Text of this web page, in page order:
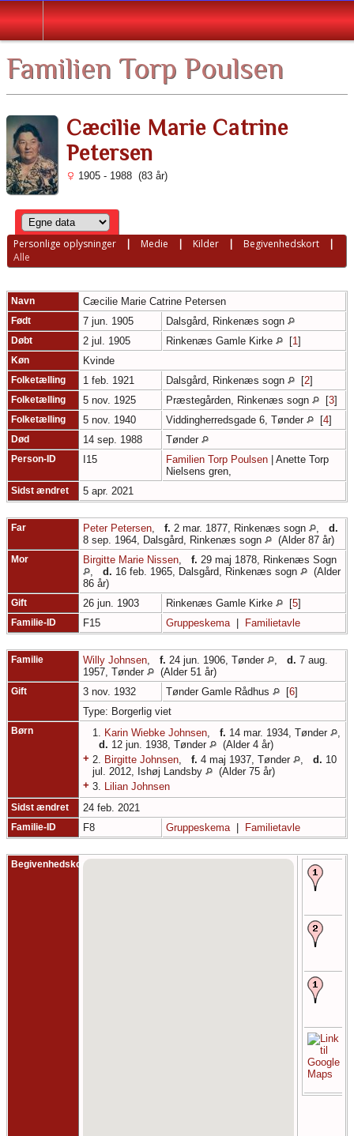
Familien Torp Poulsen
Cæcilie Marie Catrine
Petersen
1905 - 1988 (83 år)
Personlige oplysninger | Medie | Kilder | Begivenhedskort |
Alle
Navn Cæcilie Marie Catrine Petersen
Født 7 jun. 1905 Dalsgård, Rinkenæs sogn
Døbt 2 jul. 1905 Rinkenæs Gamle Kirke [1 ]
Køn Kvinde
Folketælling 1 feb. 1921 Dalsgård, Rinkenæs sogn [2]
Folketælling 5 nov. 1925 Præstegården, Rinkenæs sogn [3]
Folketælling 5 nov. 1940 Viddingherredsgade 6, Tønder [4]
Død 14 sep. 1988 Tønder
Person-ID I15 Familien Torp Poulsen | Anette Torp
Nielsens gren,
Sidst ændret 5 apr. 2021
Far Peter Petersen f. 2 mar. 1877, Rinkenæs sogn
d.
8 sep. 1964, Dalsgård, Rinkenæs sogn
(Alder 87 år)
Mor Birgitte Marie Nissen f. 29 maj 1878, Rinkenæs Sogn
d. 16 feb. 1965, Dalsgård, Rinkenæs sogn
(Alder
86 år)
Gift 26 jun. 1903 Rinkenæs Gamle Kirke [5]
Familie-ID F15 Gruppeskema Familietavle
Familie Willy Johnsen f. 24 jun. 1906, Tønder d. 7 aug.
1957, Tønder
(Alder 51 år)
Gift 3 nov. 1932 Tønder Gamle Rådhus [6]
Type: Borgerlig viet
Børn 1. Karin Wiebke Johnsen f. 14 mar. 1934, Tønder
d. 12 jun. 1938, Tønder
(Alder 4 år)
+ 2. Birgitte Johnsen f. 4 maj 1937, Tønder d. 10
jul. 2012, Ishøj Landsby
(Alder 75 år)
+ 3. Lilian Johnsen
Sidst ændret 24 feb. 2021
Familie-ID F8 Gruppeskema Familietavle
Begivenhedskort